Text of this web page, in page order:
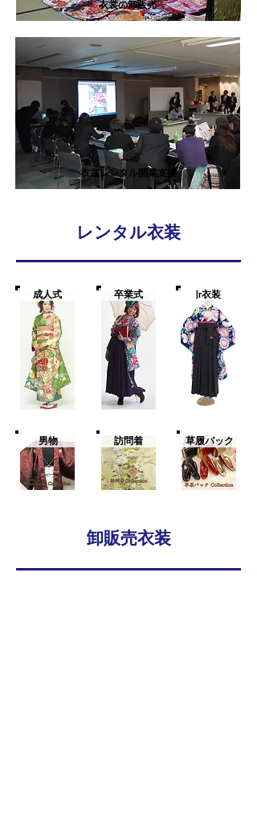
衣裳の卸販売
衣裳レンタル開業支援
レンタル衣装
成人式 卒業式 Jr衣装
男物 訪問着 草履パック
卸販売衣装